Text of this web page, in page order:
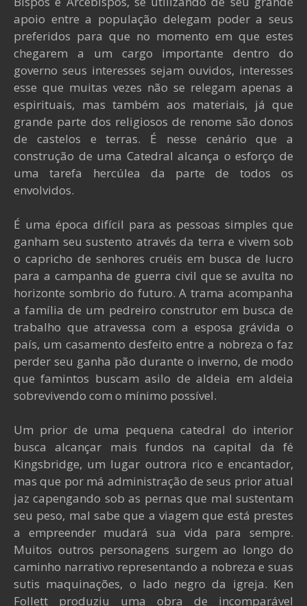
apoio entre a população delegam poder a seus
preferidos para que no momento em que estes
chegarem a um cargo importante dentro do
governo seus interesses sejam ouvidos, interesses
esse que muitas vezes não se relegam apenas a
espirituais, mas também aos materiais, já que
grande parte dos religiosos de renome são donos
de castelos e terras. É nesse cenário que a
construção de uma Catedral alcança o esforço de
uma tarefa hercúlea da parte de todos os
envolvidos.
É uma época difícil para as pessoas simples que
ganham seu sustento através da terra e vivem sob
o capricho de senhores cruéis em busca de lucro
para a campanha de guerra civil que se avulta no
horizonte sombrio do futuro. A trama acompanha
a família de um pedreiro construtor em busca de
trabalho que atravessa com a esposa grávida o
país, um casamento desfeito entre a nobreza o faz
perder seu ganha pão durante o inverno, de modo
que famintos buscam asilo de aldeia em aldeia
sobrevivendo com o mínimo possível.
Um prior de uma pequena catedral do interior
busca alcançar mais fundos na capital da fé
Kingsbridge, um lugar outrora rico e encantador,
mas que por má administração de seus prior atual
jaz capengando sob as pernas que mal sustentam
seu peso, mal sabe que a viagem que está prestes
a empreender mudará sua vida para sempre.
Muitos outros personagens surgem ao longo do
caminho narrativo representando a nobreza e suas
sutis maquinações, o lado negro da igreja. Ken
Follett produziu uma obra de incomparável